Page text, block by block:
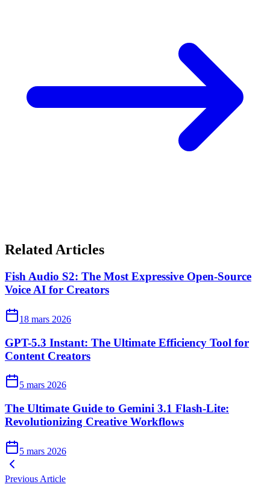
Related Articles
Fish Audio S2: The Most Expressive Open-Source
Voice AI for Creators
18 mars 2026
GPT-5.3 Instant: The Ultimate Efficiency Tool for
Content Creators
5 mars 2026
The Ultimate Guide to Gemini 3.1 Flash-Lite:
Revolutionizing Creative Workflows
5 mars 2026
Previous Article